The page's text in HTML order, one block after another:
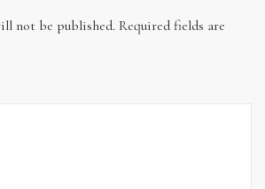
not be published. Required fields are